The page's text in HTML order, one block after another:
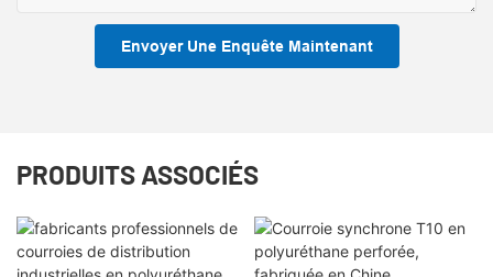
Envoyer Une Enquête Maintenant
PRODUITS ASSOCIÉS